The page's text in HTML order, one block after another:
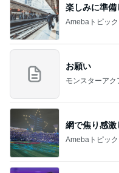
楽しみに準
Amebaトピッ
お願い
モンスターア
網で焦り感
Amebaトピッ